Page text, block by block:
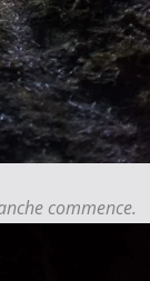
commence.